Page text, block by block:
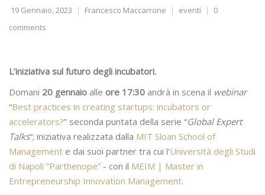
19 Gennaio, 2023 Francesco Maccarrone eventi
0
comments
L’iniziativa sul futuro degli incubatori.
Domani 20 gennaio alle ore 17:30 andrà in scena il webinar
“Best practices in creating startups: incubators or
accelerators?” seconda puntata della serie “Global Expert
Talks“; iniziativa realizzata dalla MIT Sloan School of
Management e dai suoi partner tra cui l’Università degli Studi
di Napoli “Parthenope” - con il MEIM | Master in
Entrepreneurship Innovation Management.